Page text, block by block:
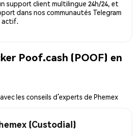
support client multilingue 24h/24, et
dans nos communautés Telegram
actif.
Poof.cash (POOF) en
les conseils d’experts de Phemex
(Custodial)